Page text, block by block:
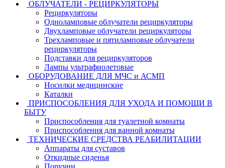
ОБЛУЧАТЕЛИ - РЕЦИРКУЛЯТОРЫ
Рециркуляторы
Одноламповые облучатели рециркуляторы
Двухламповые облучатели рециркуляторы
Трехламповые и пятиламповые облучатели
рециркуляторы
Подставки для рециркуляторов
Лампы ультрафиолетовые
ОБОРУДОВАНИЕ ДЛЯ МЧС и АСМП
Носилки медицинские
Каталки
ПРИСПОСОБЛЕНИЯ ДЛЯ УХОДА И ПОМОЩИ В
БЫТУ
Приспособления для туалетной комнаты
Приспособления для ванной комнаты
ТЕХНИЧЕСКИЕ СРЕДСТВА РЕАБИЛИТАЦИИ
Аппараты для суставов
Откидные сиденья